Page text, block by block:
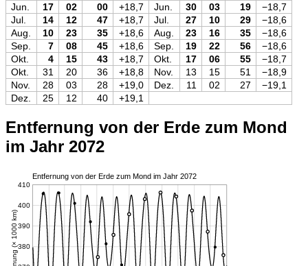
Jun.
17 02 00 +18,7 Jun. 30 03 19
−18,7
Jul.
14 12 47 +18,7 Jul. 27 10 29
−18,6
Aug.
10 23 35 +18,6 Aug. 23 16 35
−18,6
Sep.
7 08 45 +18,6 Sep. 19 22 56
−18,6
Okt.
4 15 43 +18,7 Okt. 17 06 55
−18,7
Okt.
31 20 36 +18,8 Nov. 13 15 51
−18,9
Nov.
28 03 28 +19,0 Dez. 11 02 27
−19,1
Dez.
25 12 40 +19,1
Entfernung von der Erde zum Mond
im Jahr 2072